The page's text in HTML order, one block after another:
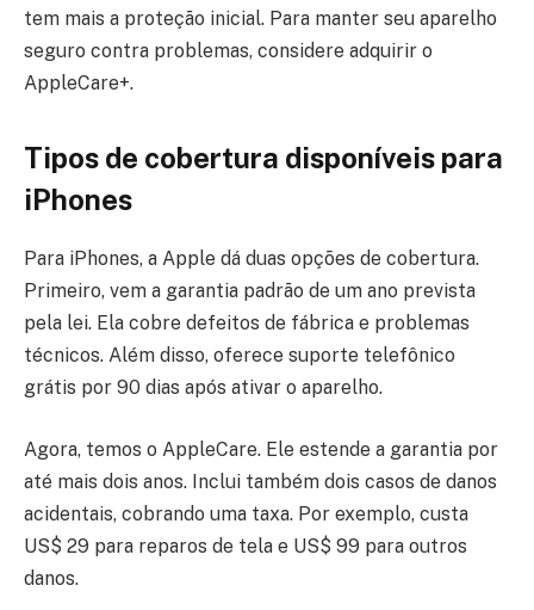
tem mais a proteção inicial. Para manter seu aparelho
seguro contra problemas, considere adquirir o
AppleCare+.
Tipos de cobertura disponíveis para
iPhones
Para iPhones, a Apple dá duas opções de cobertura.
Primeiro, vem a garantia padrão de um ano prevista
pela lei. Ela cobre defeitos de fábrica e problemas
técnicos. Além disso, oferece suporte telefônico
grátis por 90 dias após ativar o aparelho.
Agora, temos o AppleCare. Ele estende a garantia por
até mais dois anos. Inclui também dois casos de danos
acidentais, cobrando uma taxa. Por exemplo, custa
US$ 29 para reparos de tela e US$ 99 para outros
danos.